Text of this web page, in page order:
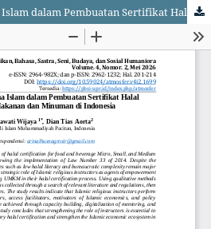
Peran Penyuluh Agama Islam dalam Pembuatan Sertifikat Halal bagi UMKM Makanan dan Minuman di Indonesia